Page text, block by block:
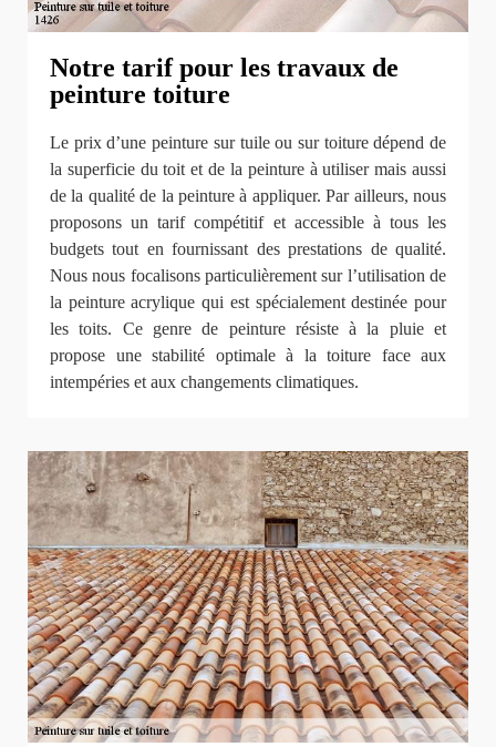
Notre tarif pour les travaux de
peinture toiture
Le prix d’une peinture sur tuile ou sur toiture dépend de
la superficie du toit et de la peinture à utiliser mais aussi
de la qualité de la peinture à appliquer. Par ailleurs, nous
proposons un tarif compétitif et accessible à tous les
budgets tout en fournissant des prestations de qualité.
Nous nous focalisons particulièrement sur l’utilisation de
la peinture acrylique qui est spécialement destinée pour
les toits. Ce genre de peinture résiste à la pluie et
propose une stabilité optimale à la toiture face aux
intempéries et aux changements climatiques.